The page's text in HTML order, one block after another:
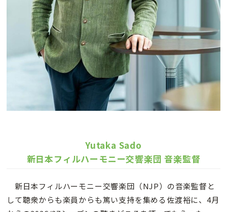
Yutaka Sado
新日本フィルハーモニー交響楽団 音楽監督
新日本フィルハーモニー交響楽団（NJP）の音楽監督と
して聴衆からも楽員からも篤い支持を集める佐渡裕に、4月